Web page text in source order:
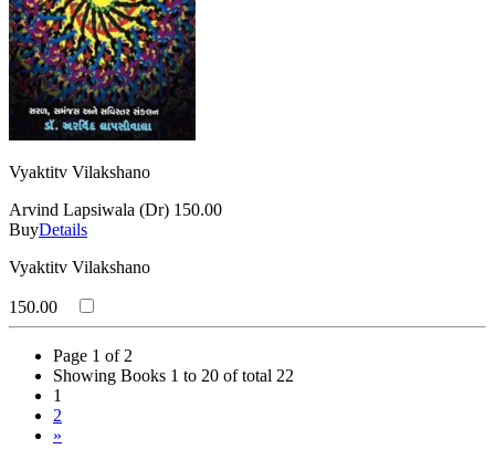
Vyaktitv Vilakshano
Arvind Lapsiwala (Dr) 150.00
BuyDetails
Vyaktitv Vilakshano
150.00
Page 1 of 2
Showing Books 1 to 20 of total 22
1
2
»